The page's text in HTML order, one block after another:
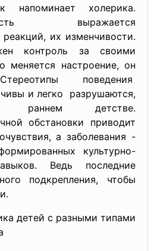
напоминает холерика.
выражается
их изменчивости.
контроль за своими
меняется настроение, он
поведения
и легко разрушаются,
раннем детстве.
обстановки приводит
а заболевания -
культурно-
Ведь последние
подкрепления, чтобы
детей с разными типами